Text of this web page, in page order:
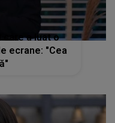
care a luat o
ecrane: "Cea